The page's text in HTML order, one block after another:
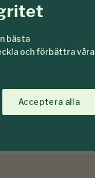
bästa
och förbättra våra
Acceptera alla